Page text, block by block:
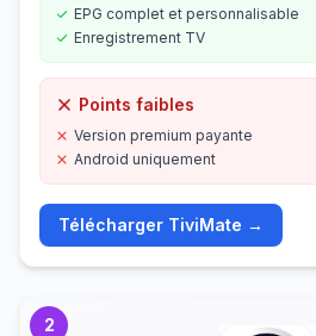
EPG complet et personnalisable
Enregistrement TV
Points faibles
Version premium payante
Android uniquement
Télécharger TiviMate →
2